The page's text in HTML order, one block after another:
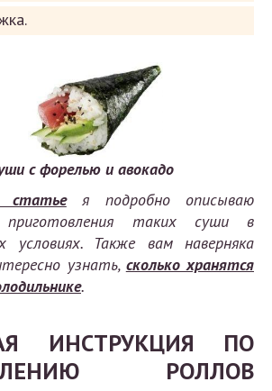
с форелью и авокадо
статьея подробно описываю
приготовления таких суши в
условиях. Также вам наверняка
узнать, сколько хранятся
.
ИНСТРУКЦИЯ ПО
РОЛЛОВ